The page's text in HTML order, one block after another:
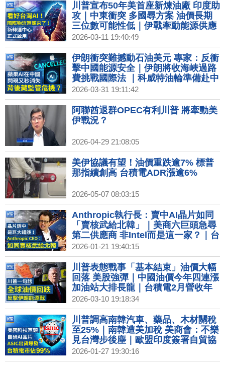
川普宣布50年美首座新煉油廠 印度助
攻｜中東衝突 多國尋方案 油價長期
三位數可能性低｜伊戰牽動能源供應
美議員提案鞏固台灣天然氣源｜看準
台灣成全球AI轉運中心 國際物流巨頭
插旗桃機
2026-03-11 19:40:49
伊朗衝突難撼動石油美元 專家：反衝
擊中國能源安全｜伊朗將收海峽過路
費挑戰國際法 ｜科威特油輪準備赴中
在杜拜港遭伊朗襲擊｜蘋果AI在中國
意外上線 快速被下架
2026-03-31 19:11:42
阿聯酋退群OPEC有利川普 將牽動美
伊戰況？
2026-04-29 21:08:05
美伊協議有望！油價重跌逾7% 標普
那指續創高 台積電ADR漲逾6%
2026-05-07 08:03:15
Anthropic執行長：賣中AI晶片如同
「賣核武給北韓」｜美商六巨頭急尋
第二供應商 非Intel而是這一家？｜台
灣搶先拿下晶片優惠 李在明：不能比
台灣差｜Netflix營收和獲利雙雙成長
訂閱用戶突破3.25億
2026-01-21 19:40:15
川普表態戰事「基本結束」油價大幅
回落 美股強彈｜中國油價今年四連漲
加油站大排長龍｜台積電2月營收年
增22% 創歷年同期新高｜南韓人均所
得年增僅0.3% 落後台、日
2026-03-10 19:18:34
川普調高南韓汽車、藥品、木材關稅
至25%｜南韓遭美加稅 美商會：不樂
見台灣步後塵｜歐盟印度簽署自貿協
定 牽動全球三分之一貿易｜ASIC出
貨估3年增3倍 台積代工市占99%
2026-01-27 19:30:16